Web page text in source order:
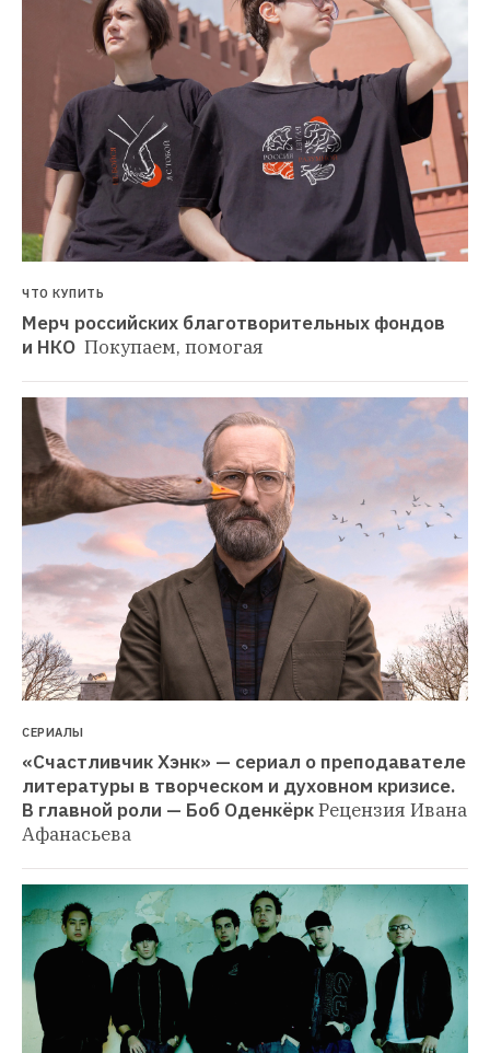
ЧТО КУПИТЬ
Мерч российских благотворительных фондов
и НКО Покупаем, помогая
СЕРИАЛЫ
«Счастливчик Хэнк» — сериал о преподавателе
литературы в творческом и духовном кризисе.
В главной роли — Боб ОденкёркРецензия Ивана
Афанасьева